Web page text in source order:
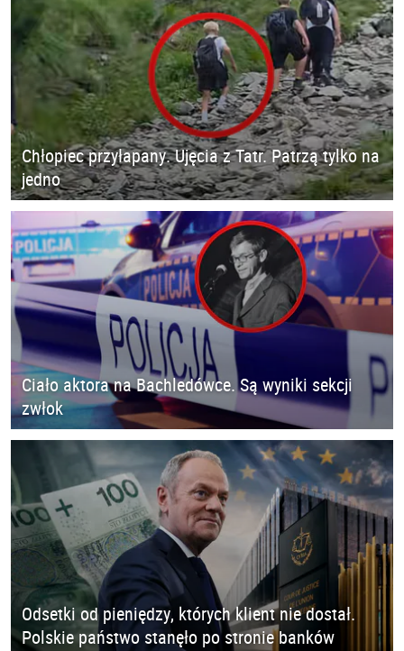
Chłopiec przyłapany. Ujęcia z Tatr. Patrzą tylko na
jedno
Ciało aktora na Bachledówce. Są wyniki sekcji
zwłok
Odsetki od pieniędzy, których klient nie dostał.
Polskie państwo stanęło po stronie banków